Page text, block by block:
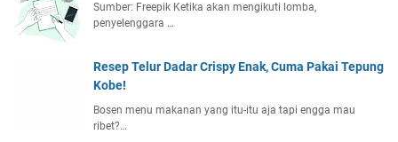
Sumber: Freepik Ketika akan mengikuti lomba,
penyelenggara …
Resep Telur Dadar Crispy Enak, Cuma Pakai Tepung
Kobe!
Bosen menu makanan yang itu-itu aja tapi engga mau
ribet?…